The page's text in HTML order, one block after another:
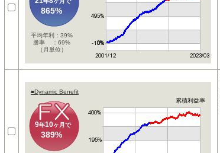
865%
平均年利：39%
勝率 ：69%
（月単位）
■Dynamic Benefit
累積利益率
9年10ヶ月で
389%